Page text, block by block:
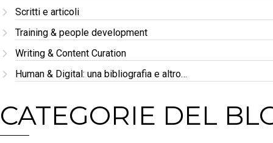
Scritti e articoli
Training & people development
Writing & Content Curation
Human & Digital: una bibliografia e altro…
CATEGORIE DEL